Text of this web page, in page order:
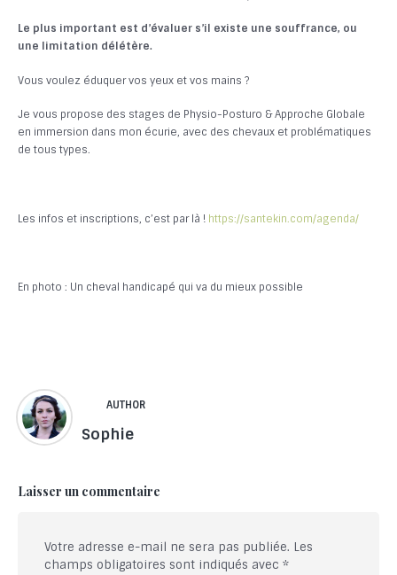
Le plus important est d’évaluer s’il existe une souffrance, ou
une limitation délétère.
Vous voulez éduquer vos yeux et vos mains ?
Je vous propose des stages de Physio-Posturo & Approche Globale
en immersion dans mon écurie, avec des chevaux et problématiques
de tous types.
Les infos et inscriptions, c’est par là ! https://santekin.com/agenda/
En photo : Un cheval handicapé qui va du mieux possible
AUTHOR
Sophie
Laisser un commentaire
Votre adresse e-mail ne sera pas publiée. Les
champs obligatoires sont indiqués avec *